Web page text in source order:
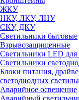
ЖКУ
НКУ, ЛКУ, ЛНУ
СКУ, ДКУ
Светильники бытовые
Взрывозащищенные
Светильники LED для
Светильники
Блоки питания,
светодиодных
Аварийное освещение
Аварийный